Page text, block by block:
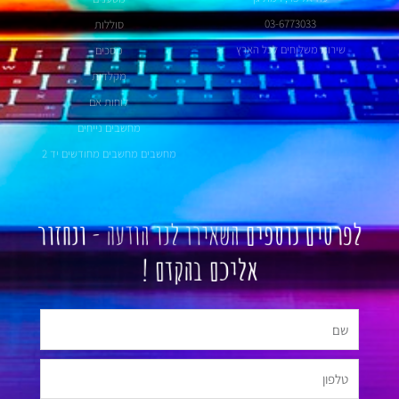
03-6773033
שירות משלוחים לכל הארץ
סוללות
מסכים
מקלדות
לוחות אם
מחשבים נייחים
מחשבים מחשבים מחודשים יד 2
לפרטים נוספיםהשאירו לנו הודעה -ונחזור
אליכם בהקדם !
טלפון